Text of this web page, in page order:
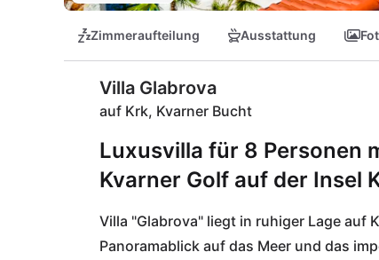
Zimmeraufteilung Ausstattung
Villa Glabrova
auf Krk, Kvarner Bucht
Luxusvilla für 8 Personen
Kvarner Golf auf der Insel
Villa "Glabrova" liegt in ruhiger Lage auf
Panoramablick auf das Meer und das